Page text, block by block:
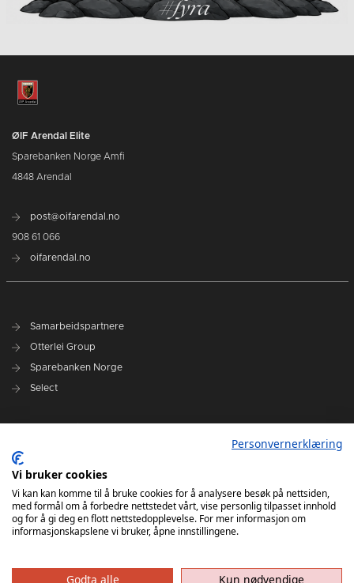
ØIF Arendal Elite
Sparebanken Norge Amfi
4848 Arendal
post@oifarendal.no
908 61 066
oifarendal.no
Samarbeidspartnere
Otterlei Group
Sparebanken Norge
Select
Spillerstall
Administrasjon
Styret
Personvernerklæring
Vi bruker cookies
Vi kan kan komme til å bruke cookies for å analysere besøk på nettsiden,
med formål om å forbedre nettstedet vårt, vise personlig tilpasset innhold
og for å gi deg en flott nettstedopplevelse. For mer informasjon om
informasjonskapslene vi bruker, åpne innstillingene.
Godta alle Kun nødvendige